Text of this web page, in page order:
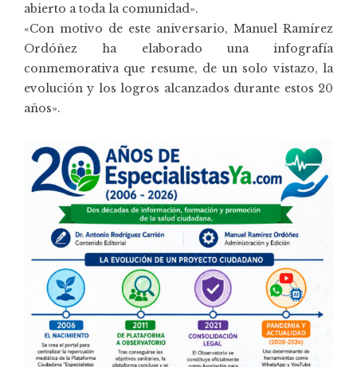
abierto a toda la comunidad».
«Con motivo de este aniversario, Manuel Ramírez
Ordóñez ha elaborado una infografía
conmemorativa que resume, de un solo vistazo, la
evolución y los logros alcanzados durante estos 20
años».